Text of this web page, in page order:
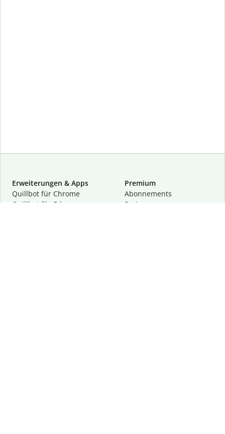
Erweiterungen & Apps
Quillbot für Chrome
Quillbot für Edge
Premium
Abon­ne­ments
Preise